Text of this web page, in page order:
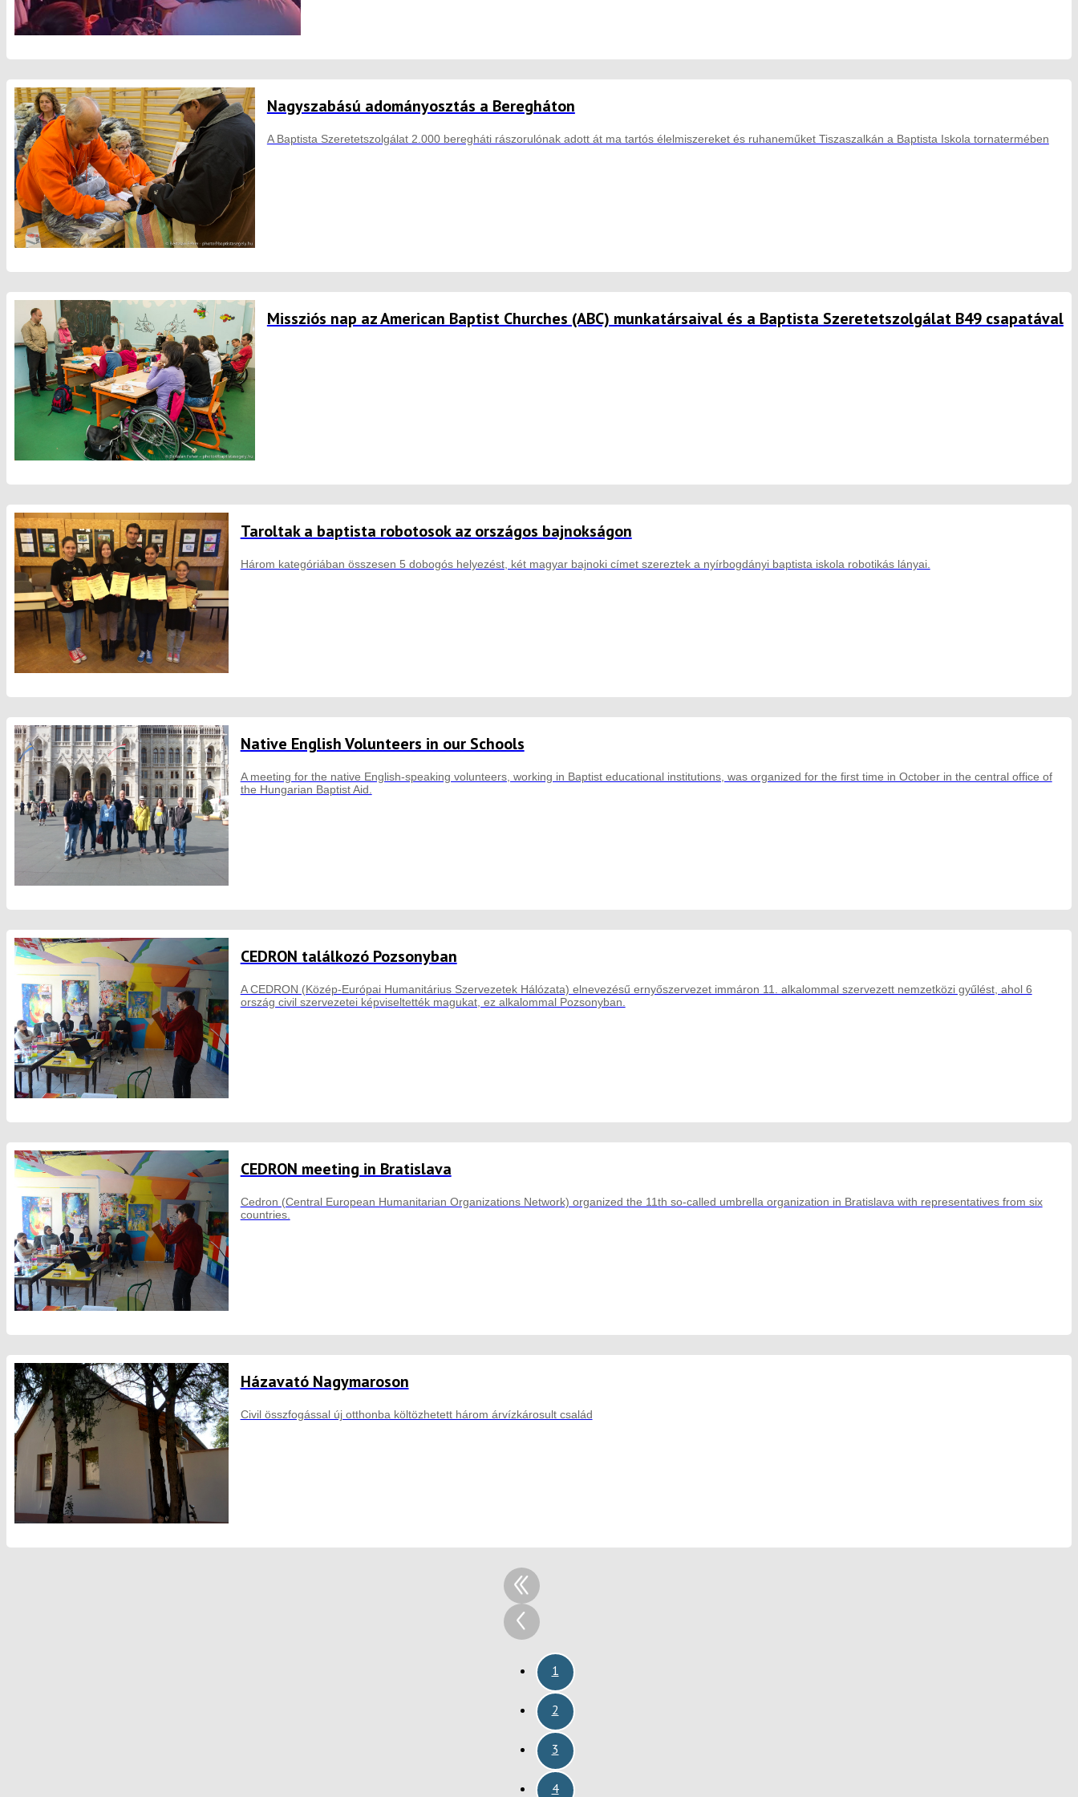
Nagyszabású adományosztás a Beregháton
A Baptista Szeretetszolgálat 2.000 beregháti rászorulónak adott át ma tartós élelmiszereket és ruhaneműket Tiszaszalkán a Baptista Iskola tornatermében
Missziós nap az American Baptist Churches (ABC) munkatársaival és a Baptista Szeretetszolgálat B49 csapatával
Taroltak a baptista robotosok az országos bajnokságon
Három kategóriában összesen 5 dobogós helyezést, két magyar bajnoki címet szereztek a nyírbogdányi baptista iskola robotikás lányai.
Native English Volunteers in our Schools
A meeting for the native English-speaking volunteers, working in Baptist educational institutions, was organized for the first time in October in the central office of
the Hungarian Baptist Aid.
CEDRON találkozó Pozsonyban
A CEDRON (Közép-Európai Humanitárius Szervezetek Hálózata) elnevezésű ernyőszervezet immáron 11. alkalommal szervezett nemzetközi gyűlést, ahol 6
ország civil szervezetei képviseltették magukat, ez alkalommal Pozsonyban.
CEDRON meeting in Bratislava
Cedron (Central European Humanitarian Organizations Network) organized the 11th so-called umbrella organization in Bratislava with representatives from six
countries.
Házavató Nagymaroson
Civil összfogással új otthonba költözhetett három árvízkárosult család
1
2
3
4